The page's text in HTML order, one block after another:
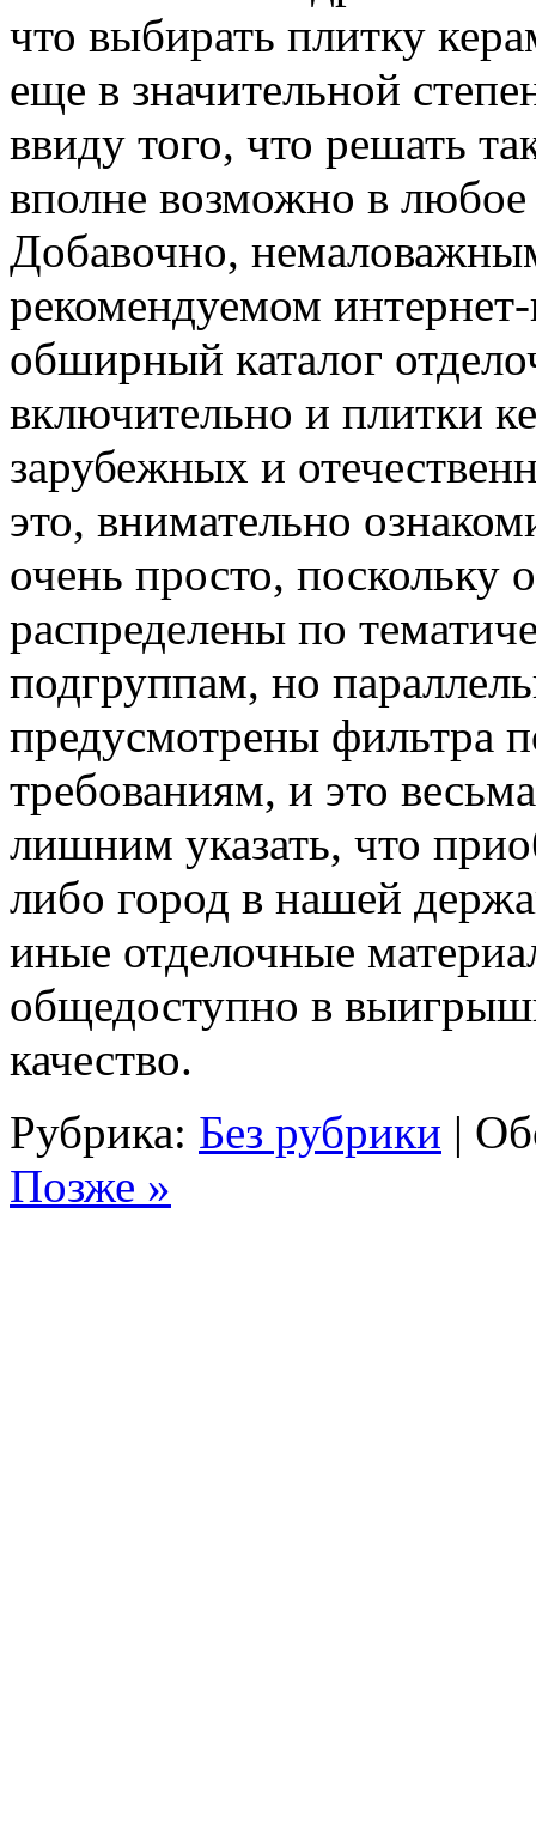
что выбирать плитку
еще в значительной
ввиду того, что решать
вполне возможно в
Добавочно,
рекомендуемом
обширный каталог
включительно и плитки
зарубежных и
это, внимательно
очень просто, поскольку
распределены по
подгруппам, но
предусмотрены фильтра
требованиям, и это
лишним указать, что
либо город в нашей
иные отделочные
общедоступно в
качество.
Рубрика: Без рубрики |
Позже »